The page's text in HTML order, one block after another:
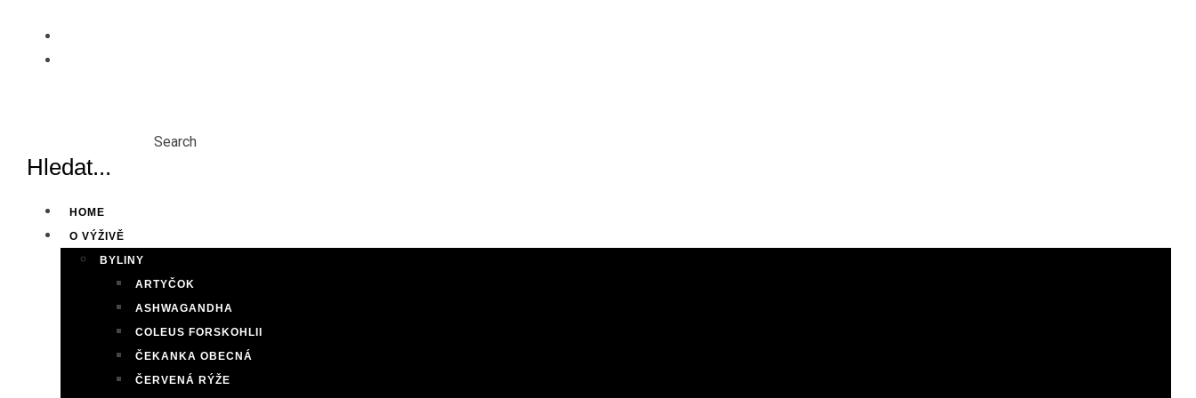
content
Search
HOME
O VÝŽIVĚ
BYLINY
ARTYČOK
ASHWAGANDHA
COLEUS FORSKOHLII
ČEKANKA OBECNÁ
ČERVENÁ RÝŽE